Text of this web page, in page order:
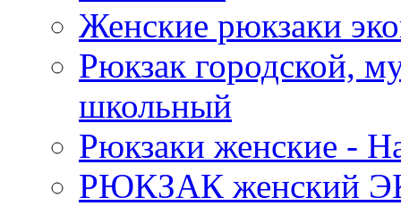
Женские рюкзаки
Рюкзак городской,
школьный
Рюкзаки женские -
РЮКЗАК женский